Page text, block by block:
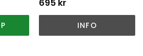
695 kr
INFO